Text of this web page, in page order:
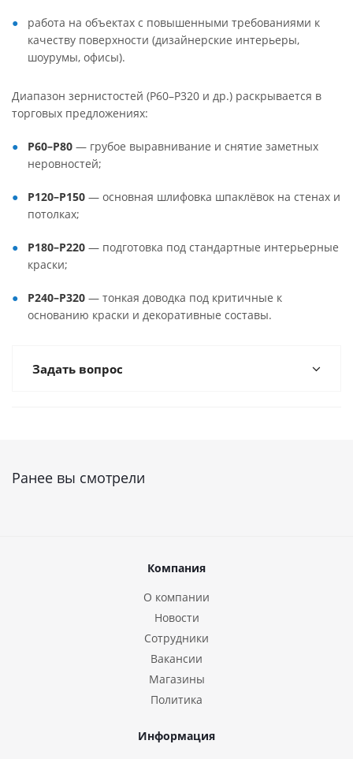
работа на объектах с повышенными требованиями к
качеству поверхности (дизайнерские интерьеры,
шоурумы, офисы).
Диапазон зернистостей (P60–P320 и др.) раскрывается в
торговых предложениях:
P60–P80 — грубое выравнивание и снятие заметных
неровностей;
P120–P150 — основная шлифовка шпаклёвок на стенах и
потолках;
P180–P220 — подготовка под стандартные интерьерные
краски;
P240–P320 — тонкая доводка под критичные к
основанию краски и декоративные составы.
Задать вопрос
Ранее вы смотрели
Компания
О компании
Новости
Сотрудники
Вакансии
Магазины
Политика
Информация